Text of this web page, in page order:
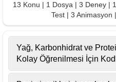
13 Konu | 1 Dosya | 3 Deney |
Test | 3 Animasyon
Yağ, Karbonhidrat ve
Kolay Öğrenilmesi İçin